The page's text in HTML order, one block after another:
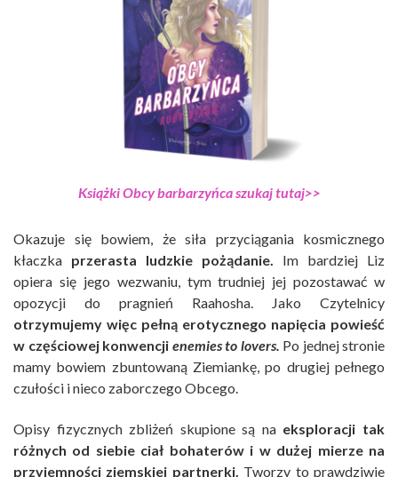
Książki Obcy barbarzyńca szukaj tutaj>>
Okazuje się bowiem, że siła przyciągania kosmicznego
kłaczka przerasta ludzkie pożądanie.
Im bardziej Liz
opiera się jego wezwaniu, tym trudniej jej pozostawać w
opozycji do pragnień Raahosha. Jako Czytelnicy
otrzymujemy więc pełną erotycznego napięcia powieść
w częściowej konwencji enemies to lovers. Po jednej stronie
mamy bowiem zbuntowaną Ziemiankę, po drugiej pełnego
czułości i nieco zaborczego Obcego.
Opisy fizycznych zbliżeń skupione są na eksploracji tak
różnych od siebie ciał bohaterów i w dużej mierze na
przyjemności ziemskiej partnerki. Tworzy to prawdziwie